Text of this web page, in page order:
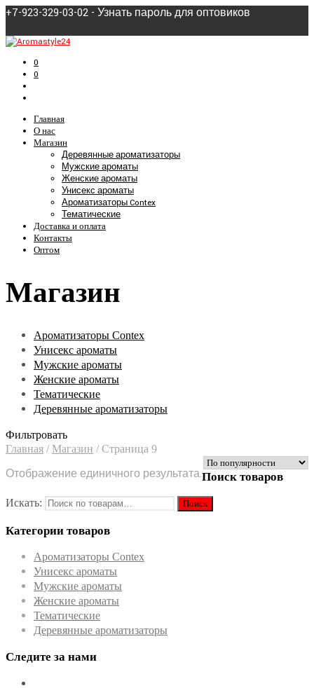
+7-923-329-03-02 - Узнать пароль для оптовиков
0
0
Главная
О нас
Магазин
Деревянные ароматизаторы
Мужские ароматы
Женские ароматы
Унисекс ароматы
Ароматизаторы Contex
Тематические
Доставка и оплата
Контакты
Оптом
Магазин
Ароматизаторы Contex
Унисекс ароматы
Мужские ароматы
Женские ароматы
Тематические
Деревянные ароматизаторы
Фильтровать
Главная / Магазин /Страница 9
Отображение единичного результата.Поиск товаров
Искать:
Категории товаров
Ароматизаторы Contex
Унисекс ароматы
Мужские ароматы
Женские ароматы
Тематические
Деревянные ароматизаторы
Следите за нами